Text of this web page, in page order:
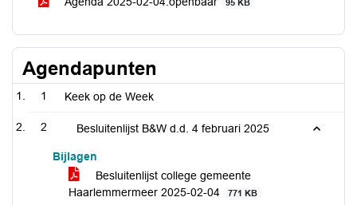
95 KB
Agendapunten
1 Keek op de Week
2 Besluitenlijst B&W d.d. 4 februari 2025
Bijlagen
Besluitenlijst college gemeente
Haarlemmermeer 2025-02-04
771 KB